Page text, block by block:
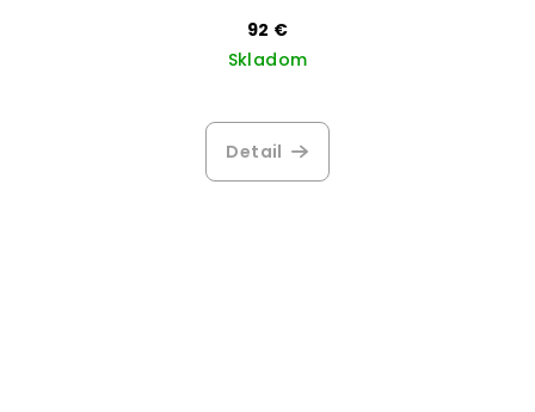
92 €
Skladom
Detail